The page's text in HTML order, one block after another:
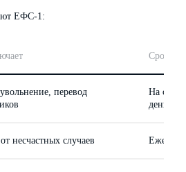
ЕФС-1:
Срок
перевод
На
день
несчастных случаев